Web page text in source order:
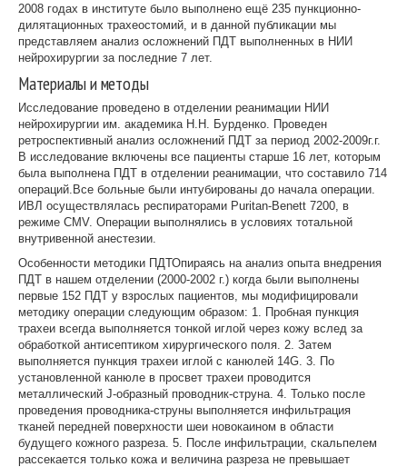
2008 годах в институте было выполнено ещё 235 пункционно-
дилятационных трахеостомий, и в данной публикации мы
представляем анализ осложнений ПДТ выполненных в НИИ
нейрохирургии за последние 7 лет.
Материалы и методы
Исследование проведено в отделении реанимации НИИ
нейрохирургии им. академика Н.Н. Бурденко. Проведен
ретроспективный анализ осложнений ПДТ за период 2002-2009г.г.
В исследование включены все пациенты старше 16 лет, которым
была выполнена ПДТ в отделении реанимации, что составило 714
операций.Все больные были интубированы до начала операции.
ИВЛ осуществлялась респираторами Puritan-Benett 7200, в
режиме CMV. Операции выполнялись в условиях тотальной
внутривенной анестезии.
Особенности методики ПДТОпираясь на анализ опыта внедрения
ПДТ в нашем отделении (2000-2002 г.) когда были выполнены
первые 152 ПДТ у взрослых пациентов, мы модифицировали
методику операции следующим образом: 1. Пробная пункция
трахеи всегда выполняется тонкой иглой через кожу вслед за
обработкой антисептиком хирургического поля. 2. Затем
выполняется пункция трахеи иглой с канюлей 14G. 3. По
установленной канюле в просвет трахеи проводится
металлический J-образный проводник-струна. 4. Только после
проведения проводника-струны выполняется инфильтрация
тканей передней поверхности шеи новокаином в области
будущего кожного разреза. 5. После инфильтрации, скальпелем
рассекается только кожа и величина разреза не превышает